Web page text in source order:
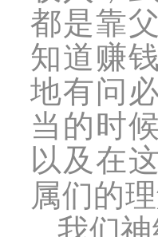
都是靠
知道赚
地有问
当的时
以及在
属们的